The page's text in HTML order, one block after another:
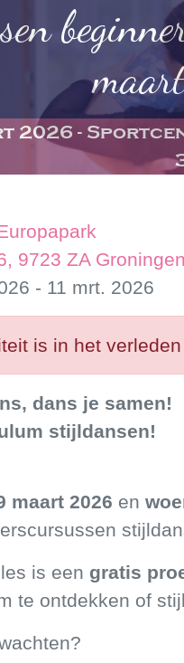
2026 -
9723 ZA Groningen
- 11 mrt. 2026
is in het verleden
dans je samen!
stijldansen!
maart 2026 en
is een gratis
te ontdekken of